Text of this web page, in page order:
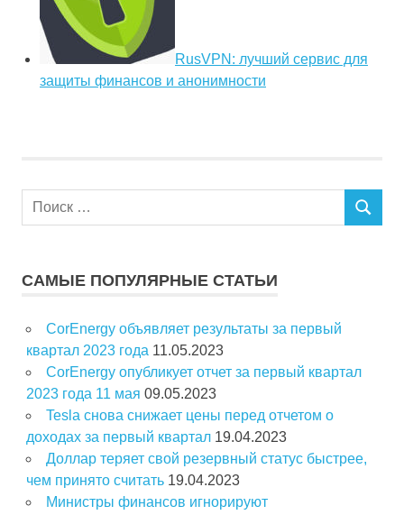
RusVPN: лучший сервис для
защиты финансов и анонимности
о
к
л
я
П
САМЫЕ ПОПУЛЯРНЫЕ СТАТЬИ
CorEnergy объявляет результаты за первый
квартал 2023 года 11.05.2023
CorEnergy опубликует отчет за первый квартал
2023 года 11 мая 09.05.2023
Tesla снова снижает цены перед отчетом о
доходах за первый квартал 19.04.2023
Доллар теряет свой резервный статус быстрее,
чем принято считать 19.04.2023
Министры финансов игнорируют